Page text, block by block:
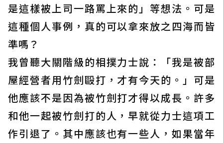
是這樣被上司一路罵上來的」等想法。可是
這種個人事例，真的可以拿來放之四海而皆
準嗎？
我曾聽大關階級的相撲力士說：「我是被部
屋經營者用竹劍毆打，才有今天的。」可是
他應該不是因為被竹劍打才得以成長。許多
和他一起被竹劍打的人，早就從力士這項工
作引退了。其中應該也有一些人，如果當年